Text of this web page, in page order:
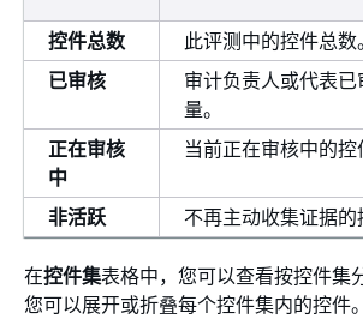
控件总数
此评测中的控件总数。
已审核
审计负责人或代表
量。
正在审核
中
当前正在审核中的控
非活跃 不再主动收集证据的
在控件集表格中，您可以查看按控件集
您可以展开或折叠每个控件集内的控件